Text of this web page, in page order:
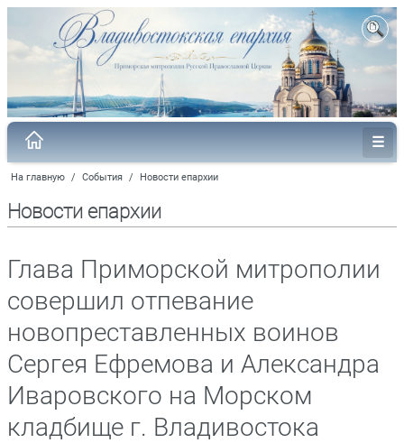
На главную / События / Новости епархии
Новости епархии
Глава Приморской митрополии
совершил отпевание
новопреставленных воинов
Сергея Ефремова и Александра
Иваровского на Морском
кладбище г. Владивостока